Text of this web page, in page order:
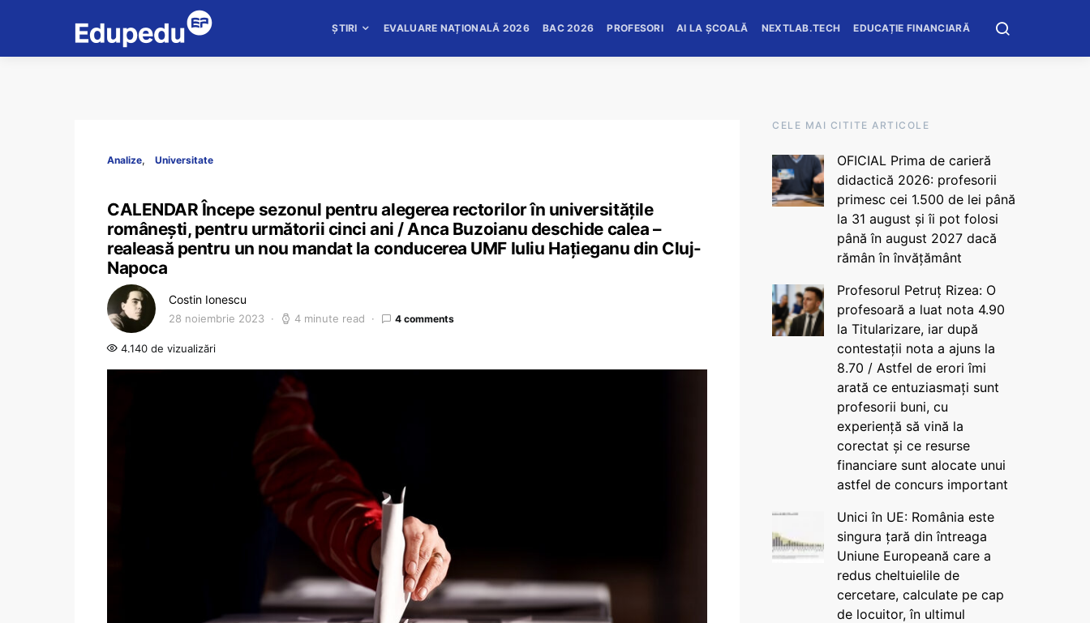
ȘTIRI EVALUARE NAȚIONALĂ 2026 BAC 2026 PROFESORI AI LA ȘCOALĂ NEXTLAB.TECH EDUCAȚIE FINANCIARĂ
Analize Universitate
CALENDAR Începe sezonul pentru alegerea rectorilor în universitățile
românești, pentru următorii cinci ani / Anca Buzoianu deschide calea –
realeasă pentru un nou mandat la conducerea UMF Iuliu Hațieganu din Cluj-
Napoca
Costin Ionescu
28 noiembrie 2023 4 minute read 4 comments
4.140 de vizualizări
CELE MAI CITITE ARTICOLE
OFICIAL Prima de carieră
didactică 2026: profesorii
primesc cei 1.500 de lei până
la 31 august și îi pot folosi
până în august 2027 dacă
rămân în învățământ
Profesorul Petruț Rizea: O
profesoară a luat nota 4.90
la Titularizare, iar după
contestații nota a ajuns la
8.70 / Astfel de erori îmi
arată ce entuziasmați sunt
profesorii buni, cu
experiență să vină la
corectat și ce resurse
financiare sunt alocate unui
astfel de concurs important
Unici în UE: România este
singura țară din întreaga
Uniune Europeană care a
redus cheltuielile de
cercetare, calculate pe cap
de locuitor, în ultimul